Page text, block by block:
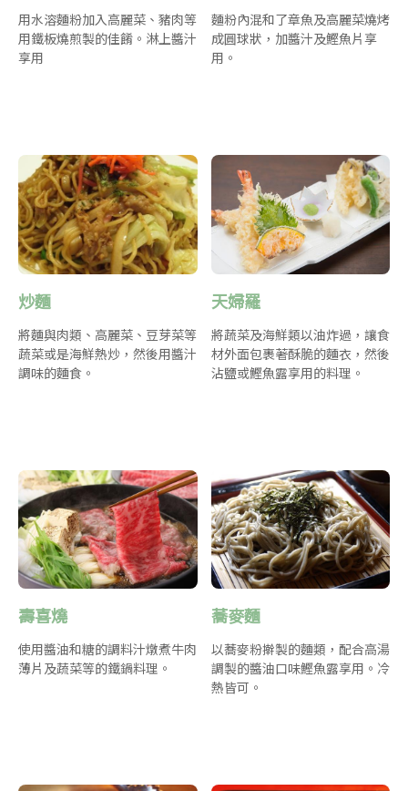
用水溶麵粉加入高麗菜、豬肉等
用鐵板燒煎製的佳餚。淋上醬汁
享用
麵粉內混和了章魚及高麗菜燒烤
成圓球狀，加醬汁及鰹魚片享
用。
炒麵
將麵與肉類、高麗菜、豆芽菜等
蔬菜或是海鮮熱炒，然後用醬汁
調味的麵食。
天婦羅
將蔬菜及海鮮類以油炸過，讓食
材外面包裹著酥脆的麵衣，然後
沾鹽或鰹魚露享用的料理。
壽喜燒
使用醬油和糖的調料汁燉煮牛肉
薄片及蔬菜等的鐵鍋料理。
蕎麥麵
以蕎麥粉擀製的麵類，配合高湯
調製的醬油口味鰹魚露享用。冷
熱皆可。